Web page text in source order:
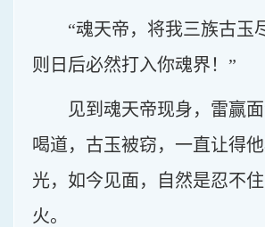
“魂天帝，将我三族古玉
则日后必然打入你魂界！”
见到魂天帝现身，雷赢
喝道，古玉被窃，一直让得
光，如今见面，自然是忍不
火。